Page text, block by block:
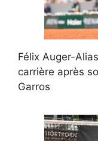
Félix Auger-
carrière après
Garros